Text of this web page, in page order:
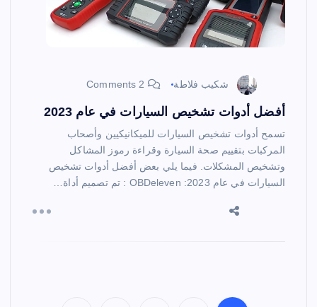
شكيب فلاطة
أفضل أدوات تشخيص السيارات في عام 2023
تسمح أدوات تشخيص السيارات للميكانيكيين وأصحاب
المركبات بتقييم صحة السيارة وقراءة رموز المشاكل
وتشخيص المشكلات. فيما يلي بعض أفضل أدوات تشخيص
السيارات في عام 2023: OBDeleven : تم تصميم أداة…